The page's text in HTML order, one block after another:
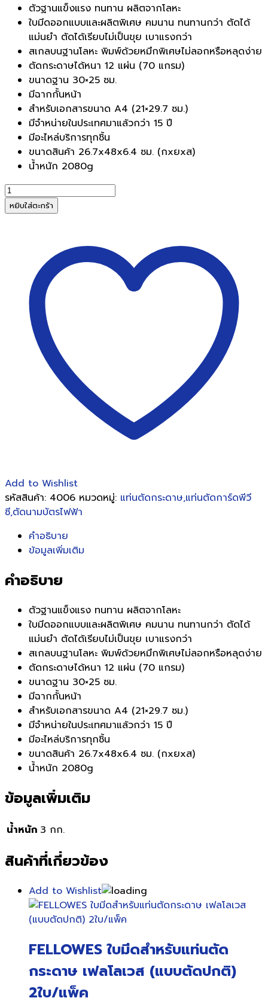
ตัวฐานแข็งแรง ทนทาน ผลิตจากโลหะ
ใบมีดออกแบบและผลิตพิเศษ คมนาน ทนทานกว่า ตัดได้
แม่นยำ ตัดได้เรียบไม่เป็นขุย เบาแรงกว่า
สเกลบนฐานโลหะ พิมพ์ด้วยหมึกพิเศษไม่ลอกหรือหลุดง่าย
ตัดกระดาษได้หนา 12 แผ่น (70 แกรม)
ขนาดฐาน 30×25 ซม.
มีฉากกั้นหน้า
สำหรับเอกสารขนาด A4 (21×29.7 ซม.)
มีจำหน่ายในประเทศมาแล้วกว่า 15 ปี
มีอะไหล่บริการทุกชิ้น
ขนาดสินค้า 26.7x48x6.4 ซม. (กxยxส)
น้ำหนัก 2080g
จำนวน
แท่น
ตัด
AROMA
M1210
หยิบใส่ตะกร้า
Add to Wishlist
รหัสสินค้า: 4006 หมวดหมู่: แท่นตัดกระดาษ,แท่นตัดการ์ดพีวี
ซี,ตัดนามบัตรไฟฟ้า
คำอธิบาย
ข้อมูลเพิ่มเติม
คำอธิบาย
ตัวฐานแข็งแรง ทนทาน ผลิตจากโลหะ
ใบมีดออกแบบและผลิตพิเศษ คมนาน ทนทานกว่า ตัดได้
แม่นยำ ตัดได้เรียบไม่เป็นขุย เบาแรงกว่า
สเกลบนฐานโลหะ พิมพ์ด้วยหมึกพิเศษไม่ลอกหรือหลุดง่าย
ตัดกระดาษได้หนา 12 แผ่น (70 แกรม)
ขนาดฐาน 30×25 ซม.
มีฉากกั้นหน้า
สำหรับเอกสารขนาด A4 (21×29.7 ซม.)
มีจำหน่ายในประเทศมาแล้วกว่า 15 ปี
มีอะไหล่บริการทุกชิ้น
ขนาดสินค้า 26.7x48x6.4 ซม. (กxยxส)
น้ำหนัก 2080g
ข้อมูลเพิ่มเติม
น้ำหนัก 3 กก.
สินค้าที่เกี่ยวข้อง
Add to Wishlist
FELLOWES ใบมีดสำหรับแท่นตัด
กระดาษ เฟลโลเวส (แบบตัดปกติ)
2ใบ/แพ็ค